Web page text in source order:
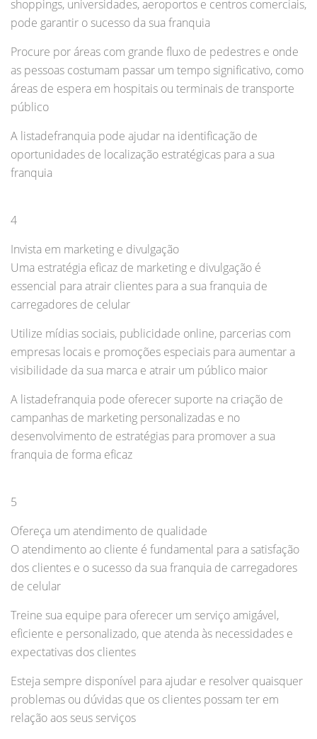
shoppings, universidades, aeroportos e centros comerciais,
pode garantir o sucesso da sua franquia
Procure por áreas com grande fluxo de pedestres e onde
as pessoas costumam passar um tempo significativo, como
áreas de espera em hospitais ou terminais de transporte
público
A listadefranquia pode ajudar na identificação de
oportunidades de localização estratégicas para a sua
franquia
4
Invista em marketing e divulgação
Uma estratégia eficaz de marketing e divulgação é
essencial para atrair clientes para a sua franquia de
carregadores de celular
Utilize mídias sociais, publicidade online, parcerias com
empresas locais e promoções especiais para aumentar a
visibilidade da sua marca e atrair um público maior
A listadefranquia pode oferecer suporte na criação de
campanhas de marketing personalizadas e no
desenvolvimento de estratégias para promover a sua
franquia de forma eficaz
5
Ofereça um atendimento de qualidade
O atendimento ao cliente é fundamental para a satisfação
dos clientes e o sucesso da sua franquia de carregadores
de celular
Treine sua equipe para oferecer um serviço amigável,
eficiente e personalizado, que atenda às necessidades e
expectativas dos clientes
Esteja sempre disponível para ajudar e resolver quaisquer
problemas ou dúvidas que os clientes possam ter em
relação aos seus serviços